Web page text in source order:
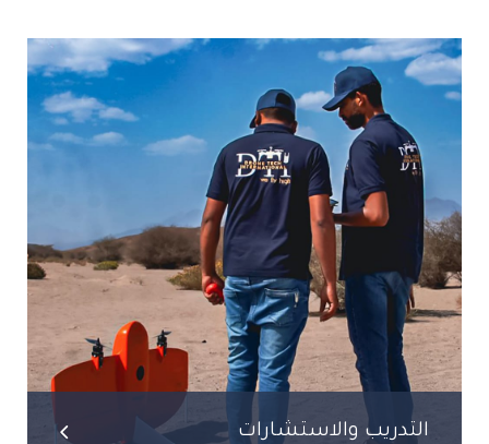
التدريب والاستشارات